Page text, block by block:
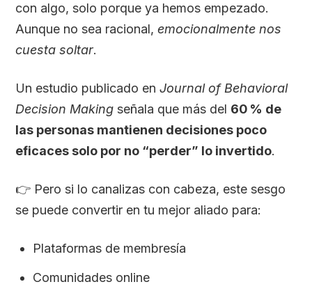
con algo, solo porque ya hemos empezado.
Aunque no sea racional, emocionalmente nos
cuesta soltar.
Un estudio publicado en Journal of Behavioral
Decision Making señala que más del 60 % de
las personas mantienen decisiones poco
eficaces solo por no “perder” lo invertido.
👉 Pero si lo canalizas con cabeza, este sesgo
se puede convertir en tu mejor aliado para:
Plataformas de membresía
Comunidades online